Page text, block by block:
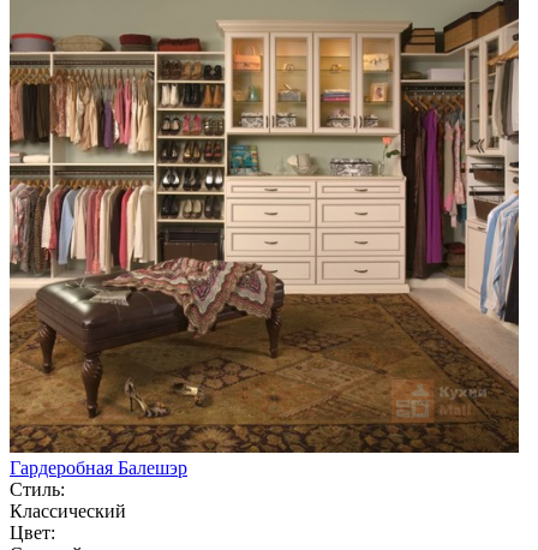
Гардеробная Балешэр
Стиль:
Классический
Цвет: